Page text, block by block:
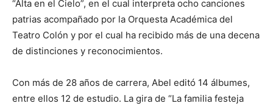
“Alta en el Cielo”, en el cual interpreta ocho canciones
patrias acompañado por la Orquesta Académica del
Teatro Colón y por el cual ha recibido más de una decena
de distinciones y reconocimientos.
Con más de 28 años de carrera, Abel editó 14 álbumes,
entre ellos 12 de estudio. La gira de “La familia festeja